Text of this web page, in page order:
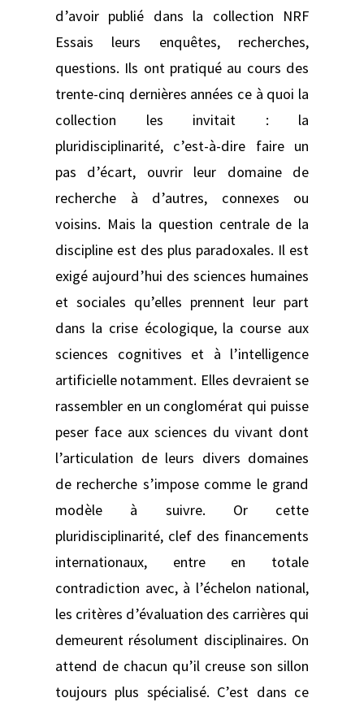
d’avoir publié dans la collection NRF
Essais leurs enquêtes, recherches,
questions. Ils ont pratiqué au cours des
trente-cinq dernières années ce à quoi la
collection les invitait : la
pluridisciplinarité, c’est-à-dire faire un
pas d’écart, ouvrir leur domaine de
recherche à d’autres, connexes ou
voisins. Mais la question centrale de la
discipline est des plus paradoxales. Il est
exigé aujourd’hui des sciences humaines
et sociales qu’elles prennent leur part
dans la crise écologique, la course aux
sciences cognitives et à l’intelligence
artificielle notamment. Elles devraient se
rassembler en un conglomérat qui puisse
peser face aux sciences du vivant dont
l’articulation de leurs divers domaines
de recherche s’impose comme le grand
modèle à suivre. Or cette
pluridisciplinarité, clef des financements
internationaux, entre en totale
contradiction avec, à l’échelon national,
les critères d’évaluation des carrières qui
demeurent résolument disciplinaires. On
attend de chacun qu’il creuse son sillon
toujours plus spécialisé. C’est dans ce